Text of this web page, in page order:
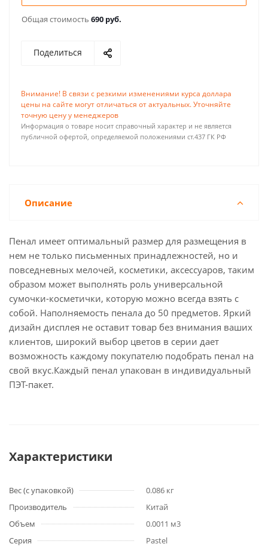
Общая стоимость 690 руб.
Поделиться
Внимание! В связи с резкими изменениями курса доллара
цены на сайте могут отличаться от актуальных. Уточняйте
точную цену у менеджеров
Информация о товаре носит справочный характер и не является
публичной офертой, определяемой положениями ст.437 ГК РФ
Описание
Пенал имеет оптимальный размер для размещения в
нем не только письменных принадлежностей, но и
повседневных мелочей, косметики, аксессуаров, таким
образом может выполнять роль универсальной
сумочки-косметички, которую можно всегда взять с
собой. Наполняемость пенала до 50 предметов. Яркий
дизайн дисплея не оставит товар без внимания ваших
клиентов, широкий выбор цветов в серии дает
возможность каждому покупателю подобрать пенал на
свой вкус.Каждый пенал упакован в индивидуальный
ПЭТ-пакет.
Характеристики
Вес (с упаковкой)
0.086 кг
Производитель
Китай
Объем
0.0011 м3
Серия
Pastel